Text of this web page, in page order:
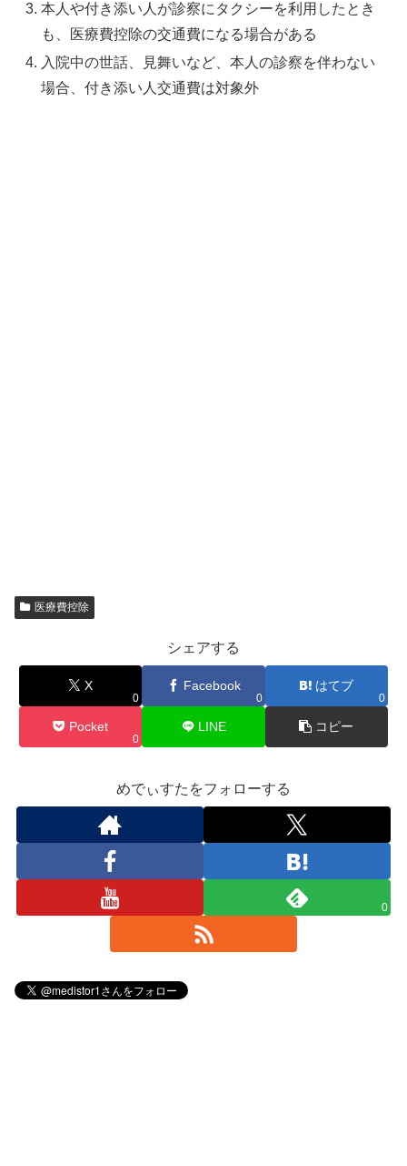
本人や付き添い人が診察にタクシーを利用したとき
も、医療費控除の交通費になる場合がある
入院中の世話、見舞いなど、本人の診察を伴わない
場合、付き添い人交通費は対象外
医療費控除
シェアする
X
0
Facebook
0
はてブ
0
Pocket
0
LINE コピー
めでぃすたをフォローする
0